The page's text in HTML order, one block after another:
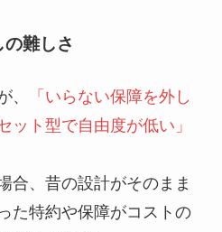
難しさ
、
「いらない保障を外し
ット型で自由度が低い」
合、昔の設計がそのまま
た特約や保障がコストの